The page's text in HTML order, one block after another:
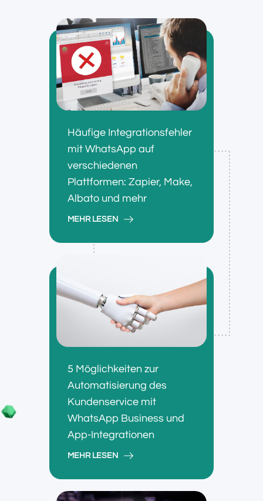
Häufige Integrationsfehler
mit WhatsApp auf
verschiedenen
Plattformen: Zapier, Make,
Albato und mehr
MEHR LESEN
5 Möglichkeiten zur
Automatisierung des
Kundenservice mit
WhatsApp Business und
App-Integrationen
MEHR LESEN